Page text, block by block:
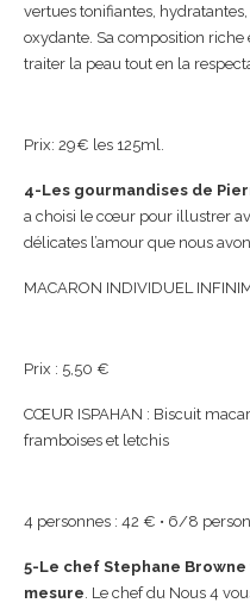
vertues tonifiantes,
oxydante. Sa composition
traiter la peau tout en la
Prix: 29€ les 125ml.
4-Les gourmandises de
a choisi le cœur pour illustrer
délicates l’amour que nous
MACARON INDIVIDUEL
Prix : 5,50 €
CŒUR ISPAHAN : Biscuit
framboises et letchis
4 personnes : 42 € • 6/8
5-Le chef Stephane
mesure . Le chef du Nous 4